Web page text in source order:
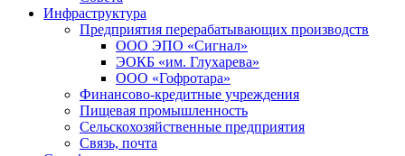
Инфраструктура
Предприятия перерабатывающих производств
ООО ЭПО «Сигнал»
ЭОКБ «им. Глухарева»
ООО «Гофротара»
Финансово-кредитные учреждения
Пищевая промышленность
Сельскохозяйственные предприятия
Связь, почта